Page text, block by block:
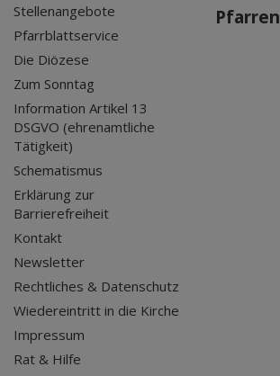
Stellenangebote
Pfarrblattservice
Die Diözese
Zum Sonntag
Information Artikel 13
DSGVO (ehrenamtliche
Tätigkeit)
Schematismus
Erklärung zur
Barrierefreiheit
Kontakt
Newsletter
Rechtliches & Datenschutz
Wiedereintritt in die Kirche
Impressum
Rat & Hilfe
Pfarren